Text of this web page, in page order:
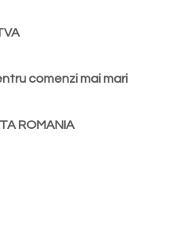
comenzi mai mari
ROMANIA